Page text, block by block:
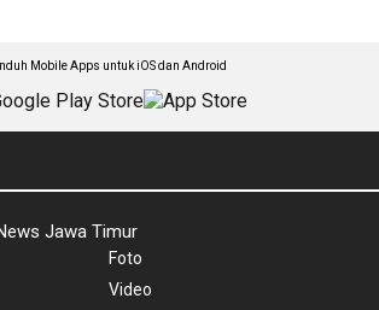
Mobile Apps untuk iOS dan Android
Jawa Timur
Foto
Video